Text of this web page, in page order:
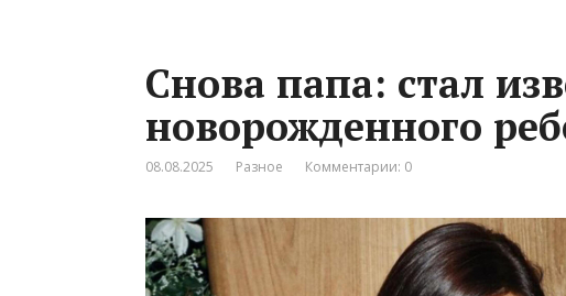
Снова папа: стал
новорожденного
08.08.2025 Разное Комментарии: 0